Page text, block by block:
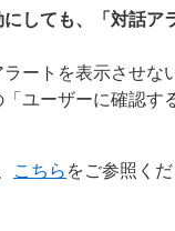
にしても、「対話
ラートを表示させ
ユーザーに確認
こちら をご参照く